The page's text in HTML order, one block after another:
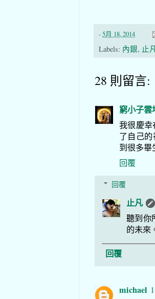
-5月 18, 2014
Labels: 內銀, 止
28 則留言:
窮小子雲
我很慶
了自己
到很多畢
回覆
回覆
止凡
聽到你
的未來
回覆
michael